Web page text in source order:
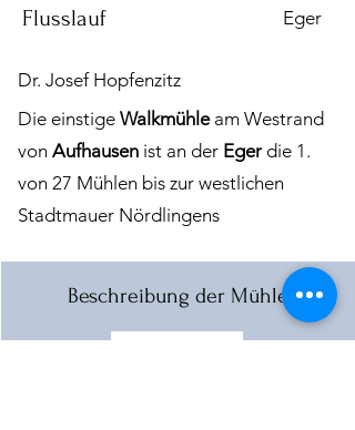
Eger
Flusslauf
Dr. Josef Hopfenzitz
Die einstige Walkmühleam Westrand
von Aufhausen ist an der Eger die 1.
von 27 Mühlen bis zur westlichen
Stadtmauer Nördlingens
Beschreibung der Mühle